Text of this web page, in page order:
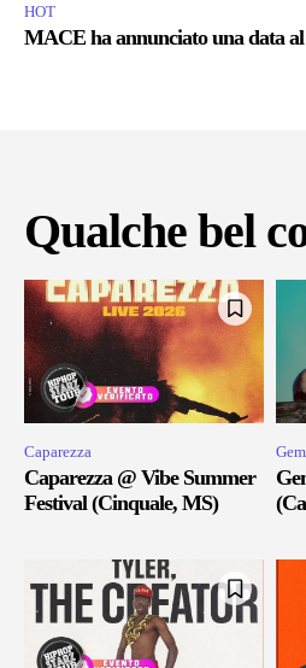
HOT
MACE ha annunciato una data
Qualche bel
Caparezza
Caparezza @ Vibe Summer
Festival (Cinquale, MS)